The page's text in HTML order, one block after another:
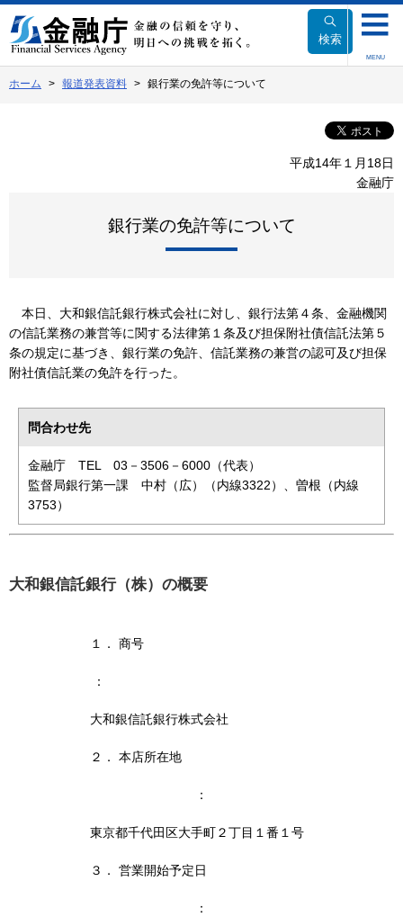
文
へ
動
検索
MENU
ホーム 報道発表資料 銀行業の免許等について
平成14年１月18日
金融庁
銀行業の免許等について
本日、大和銀信託銀行株式会社に対し、銀行法第４条、金融機関
の信託業務の兼営等に関する法律第１条及び担保附社債信託法第５
条の規定に基づき、銀行業の免許、信託業務の兼営の認可及び担保
附社債信託業の免許を行った。
問合わせ先
金融庁 TEL 03－3506－6000（代表）
監督局銀行第一課
中村（広）（内線3322）、曽根（内線
3753）
大和銀信託銀行（株）の概要
１． 商号
：
大和銀信託銀行株式会社
２． 本店所在地
：
東京都千代田区大手町２丁目１番１号
３． 営業開始予定日
：